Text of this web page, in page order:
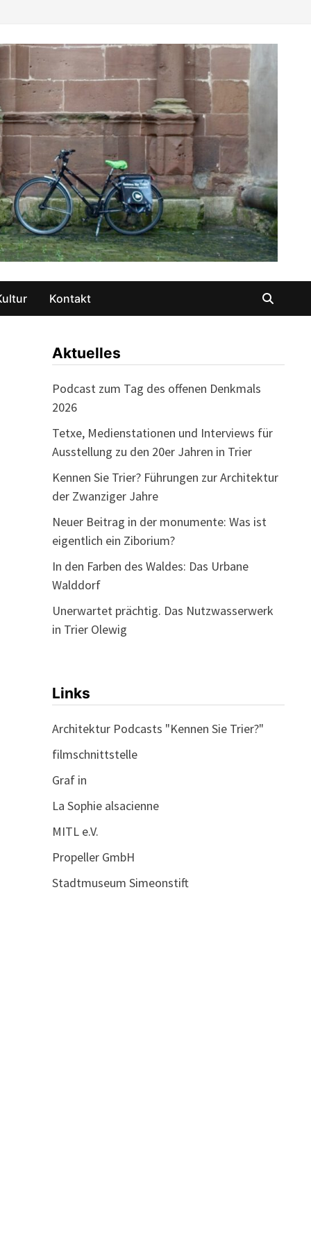
Kontakt
Aktuelles
Podcast zum Tag des offenen Denkmals
2026
Tetxe, Medienstationen und Interviews für
Ausstellung zu den 20er Jahren in Trier
Kennen Sie Trier? Führungen zur Architektur
der Zwanziger Jahre
Neuer Beitrag in der monumente: Was ist
eigentlich ein Ziborium?
In den Farben des Waldes: Das Urbane
Walddorf
Unerwartet prächtig. Das Nutzwasserwerk
in Trier Olewig
Links
Architektur Podcasts "Kennen Sie Trier?"
filmschnittstelle
Graf in
La Sophie alsacienne
MITL e.V.
Propeller GmbH
Stadtmuseum Simeonstift